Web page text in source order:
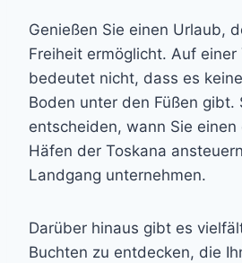
Genießen Sie einen Urlaub,
Freiheit ermöglicht. Auf einer
bedeutet nicht, dass es
Boden unter den Füßen gibt.
entscheiden, wann Sie einen
Häfen der Toskana
Landgang unternehmen.
Darüber hinaus gibt es
Buchten zu entdecken, die